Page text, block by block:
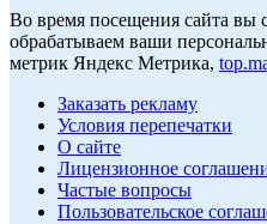
Во время посещения сайта вы
обрабатываем ваши
метрик Яндекс Метрика,
Заказать рекламу
Условия перепечатки
О сайте
Лицензионное
Частые вопросы
Пользовательское